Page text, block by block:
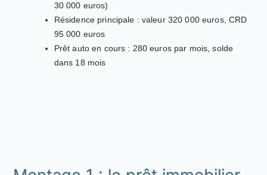
30 000 euros)
Résidence principale : valeur 320 000 euros, CRD
95 000 euros
Prêt auto en cours : 280 euros par mois, solde
dans 18 mois